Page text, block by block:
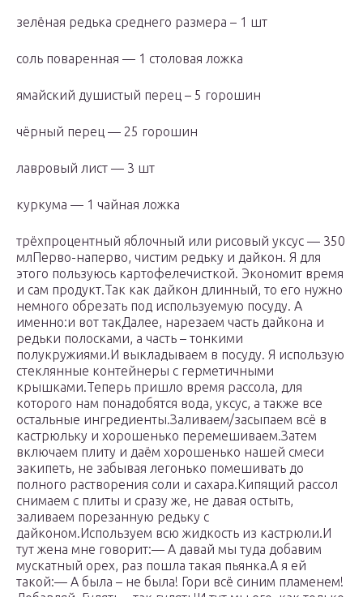
зелёная редька среднего размера – 1 шт
соль поваренная — 1 столовая ложка
ямайский душистый перец – 5 горошин
чёрный перец — 25 горошин
лавровый лист — 3 шт
куркума — 1 чайная ложка
трёхпроцентный яблочный или рисовый уксус — 350
млПерво-наперво, чистим редьку и дайкон. Я для
этого пользуюсь картофелечисткой. Экономит время
и сам продукт.Так как дайкон длинный, то его нужно
немного обрезать под используемую посуду. А
именно:и вот такДалее, нарезаем часть дайкона и
редьки полосками, а часть – тонкими
полукружиями.И выкладываем в посуду. Я использую
стеклянные контейнеры с герметичными
крышками.Теперь пришло время рассола, для
которого нам понадобятся вода, уксус, а также все
остальные ингредиенты.Заливаем/засыпаем всё в
кастрюльку и хорошенько перемешиваем.Затем
включаем плиту и даём хорошенько нашей смеси
закипеть, не забывая легонько помешивать до
полного растворения соли и сахара.Кипящий рассол
снимаем с плиты и сразу же, не давая остыть,
заливаем порезанную редьку с
дайконом.Используем всю жидкость из кастрюли.И
тут жена мне говорит:— А давай мы туда добавим
мускатный орех, раз пошла такая пьянка.А я ей
такой:— А была – не была! Гори всё синим пламенем!